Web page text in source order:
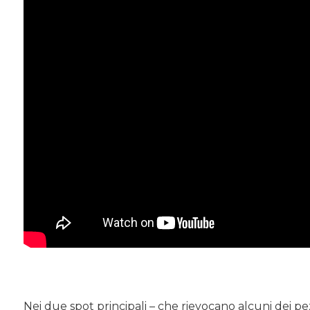
Nei due spot principali – che rievocano alcuni dei